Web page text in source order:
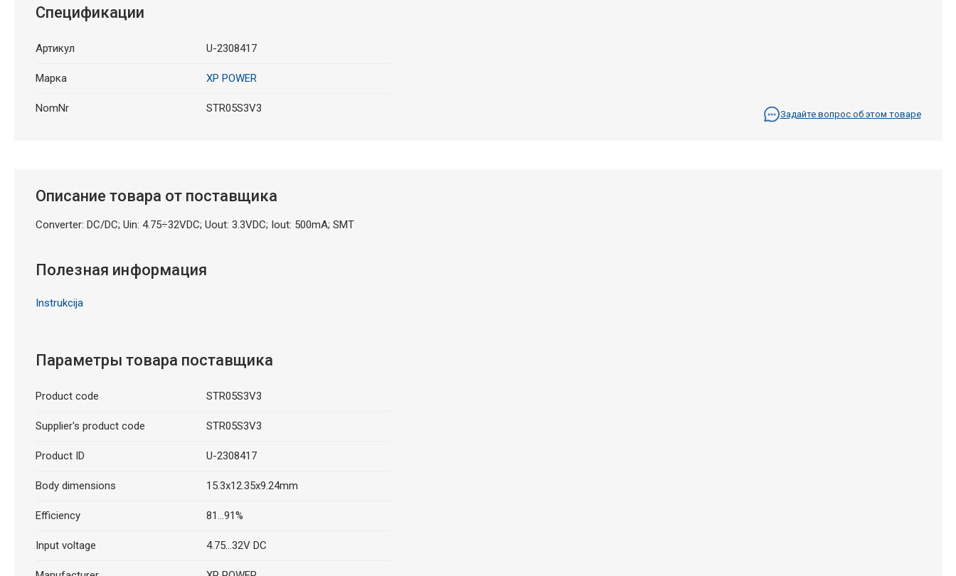
Спецификации
Артикул U-2308417
Марка XP POWER
NomNr STR05S3V3 Задайте вопрос об этом товаре
Описание товара от поставщика
Converter: DC/DC; Uin: 4.75÷32VDC; Uout: 3.3VDC; Iout: 500mA; SMT
Полезная информация
Instrukcija
Параметры товара поставщика
Product code STR05S3V3
Supplier's product code STR05S3V3
Product ID U-2308417
Body dimensions 15.3x12.35x9.24mm
Efficiency 81...91%
Input voltage 4.75...32V DC